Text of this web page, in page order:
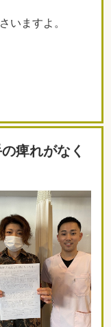
いますよ。
痺れがなく